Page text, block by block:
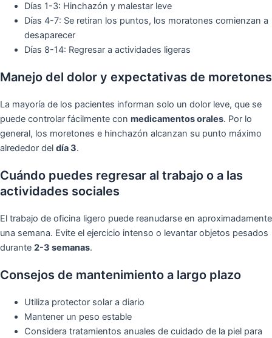
Días 1-3: Hinchazón y malestar leve
Días 4-7: Se retiran los puntos, los moratones comienzan a
desaparecer
Días 8-14: Regresar a actividades ligeras
Manejo del dolor y expectativas de moretones
La mayoría de los pacientes informan solo un dolor leve, que se
puede controlar fácilmente con medicamentos orales. Por lo
general, los moretones e hinchazón alcanzan su punto máximo
alrededor del día 3.
Cuándo puedes regresar al trabajo o a las
actividades sociales
El trabajo de oficina ligero puede reanudarse en aproximadamente
una semana. Evite el ejercicio intenso o levantar objetos pesados
durante 2-3 semanas.
Consejos de mantenimiento a largo plazo
Utiliza protector solar a diario
Mantener un peso estable
Considera tratamientos anuales de cuidado de la piel para